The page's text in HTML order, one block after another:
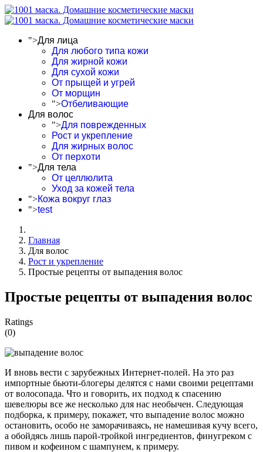
">Для лица
Для любого типа кожи
Для жирной кожи
Для сухой кожи
От прыщей и угрей
От морщин
">Отбеливающие
Для волос
">Для поврежденных
Рост и укрепление
Для жирных волос
От перхоти
">Для тела
От целлюлита
Уход за кожей тела
">Кожа вокруг глаз
">test
Главная
Для волос
Рост и укрепление
Простые рецепты от выпадения волос
Простые рецепты от выпадения волос
Ratings
(0)
И вновь вести с зарубежных Интернет-полей. На это раз
импортные бьюти-блогеры делятся с нами своими рецептами
от волосопада. Что и говорить, их подход к спасению
шевелюры все же несколько для нас необычен. Следующая
подборка, к примеру, покажет, что выпадение волос можно
остановить, особо не заморачиваясь, не намешивая кучу всего,
а обойдясь лишь парой-тройкой ингредиентов, финугреком с
пивом и кофеином с шампунем, к примеру.